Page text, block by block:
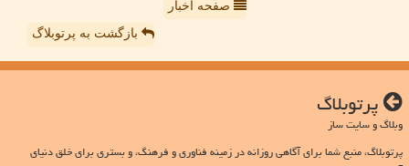
صفحه اخبار
بازگشت به پرتوبلاگ
پرتوبلاگ
وبلاگ و سایت ساز
پرتوبلاگ، منبع شما برای آگاهی روزانه در زمینه فناوری و فرهنگ، و بستری برای خلق دنیای